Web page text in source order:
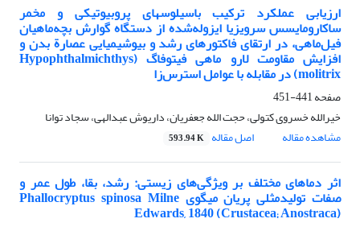
ارزیابی عملکرد ترکیب باسیلوس‎های پروبیوتیکی و مخمر
ساکارومایسس سرویزیا ایزوله‌شده از دستگاه گوارش بچه‌ماهیان
فیل‌ماهی، در ارتقای فاکتورهای رشد و بیوشیمیایی عصارة بدن و
افزایش مقاومت لارو ماهی فیتوفاگ (Hypophthalmichthys
molitrix) در مقابله با عوامل استرس‌زا
صفحه441-451
خیرالله خسروی کتولی، حجت الله جعفریان، داریوش عبدالهی، سجاد توانا
مشاهده مقاله
اصل مقاله 593.94 K
اثر دماهای مختلف بر ویژگی‌های زیستی: رشد، بقا، طول عمر و
صفات تولیدمثلی پریان میگوی Phallocryptus spinosa Milne
Edwards, 1840 (Crustacea; Anostraca)